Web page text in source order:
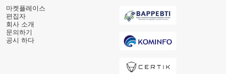
마켓플레이스
편집자
회사 소개
문의하기
공시 하다